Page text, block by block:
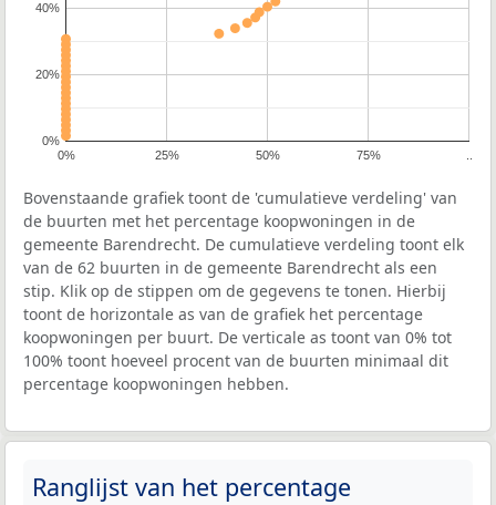
0% 25% 50% 75%
0%
20%
40%
Bovenstaande grafiek toont de 'cumulatieve verdeling' van
de buurten met het percentage koopwoningen in de
gemeente Barendrecht. De cumulatieve verdeling toont elk
van de 62 buurten in de gemeente Barendrecht als een
stip. Klik op de stippen om de gegevens te tonen. Hierbij
toont de horizontale as van de grafiek het percentage
koopwoningen per buurt. De verticale as toont van 0% tot
100% toont hoeveel procent van de buurten minimaal dit
percentage koopwoningen hebben.
Ranglijst van het percentage